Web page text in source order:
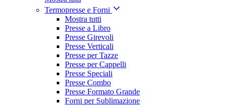
Termopresse e Forni
Mostra tutti
Presse a Libro
Presse Girevoli
Presse Verticali
Presse per Tazze
Presse per Cappelli
Presse Speciali
Presse Combo
Presse Formato Grande
Forni per Sublimazione